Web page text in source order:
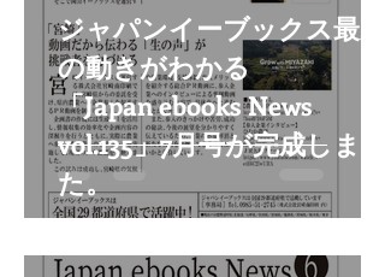
ジャパンイーブックス最新
の動きがわかる
「Japan ebooks News
vol.135」7月号が完成しまし
た。